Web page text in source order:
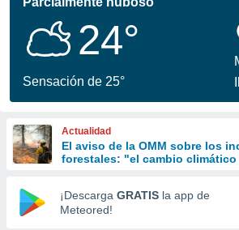
que se
calidad.
a este
las
y
forma
digital
basada
24°
Sensación de 25°
Actualidad
El aviso de la OMM sobre los
forestales: "el cambio climático
¡Descarga GRATIS la app de
Meteored!